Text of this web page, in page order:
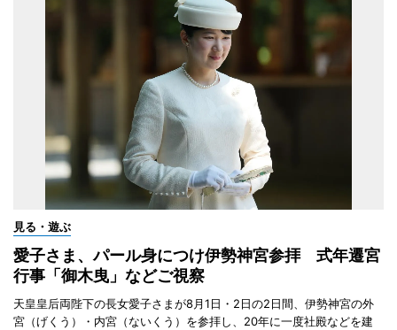
見る・遊ぶ
愛子さま、パール身につけ伊勢神宮参拝 式年遷宮
行事「御木曳」などご視察
天皇皇后両陛下の長女愛子さまが8月1日・2日の2日間、伊勢神宮の外
宮（げくう）・内宮（ないくう）を参拝し、20年に一度社殿などを建